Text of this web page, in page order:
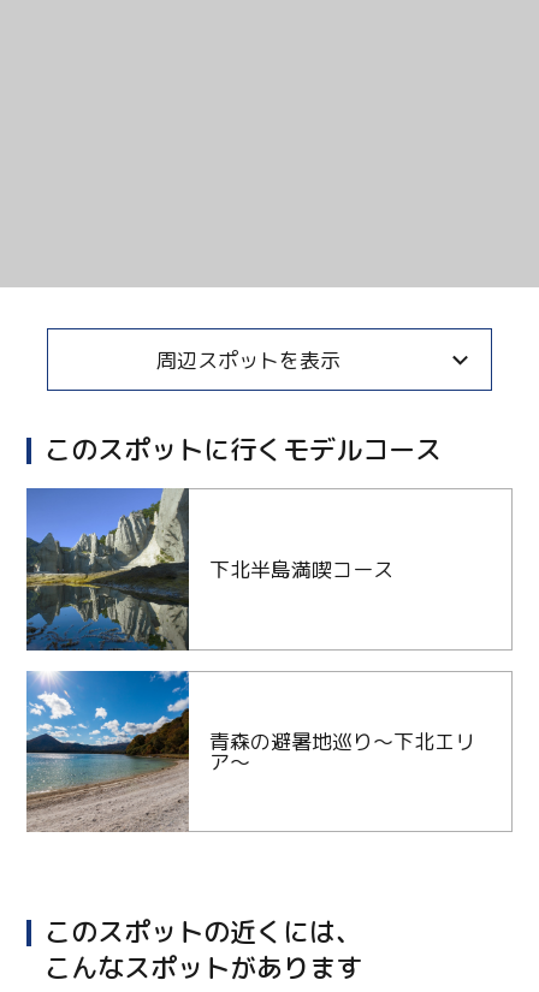
周辺スポットを表示
このスポットに行くモデルコース
下北半島満喫コース
青森の避暑地巡り～下北エリ
ア～
このスポットの近くには、
こんなスポットがあります